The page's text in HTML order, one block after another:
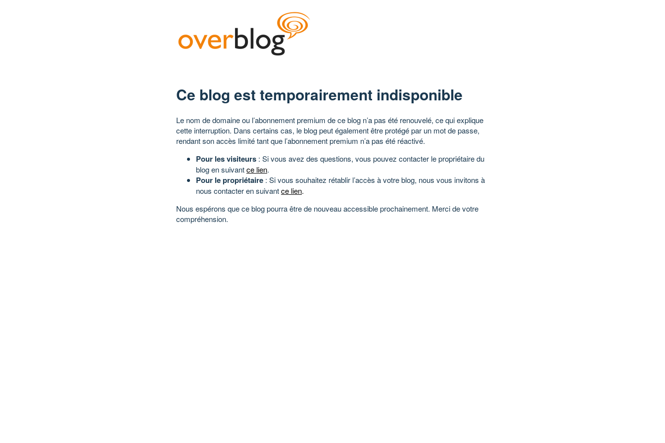
Ce blog est temporairement indisponible
Le nom de domaine ou l’abonnement premium de ce blog n’a pas été renouvelé, ce qui explique
cette interruption. Dans certains cas, le blog peut également être protégé par un mot de passe,
rendant son accès limité tant que l’abonnement premium n’a pas été réactivé.
Pour les visiteurs : Si vous avez des questions, vous pouvez contacter le propriétaire du
blog en suivantce lien.
Pour le propriétaire : Si vous souhaitez rétablir l’accès à votre blog, nous vous invitons à
nous contacter en suivantce lien.
Nous espérons que ce blog pourra être de nouveau accessible prochainement. Merci de votre
compréhension.